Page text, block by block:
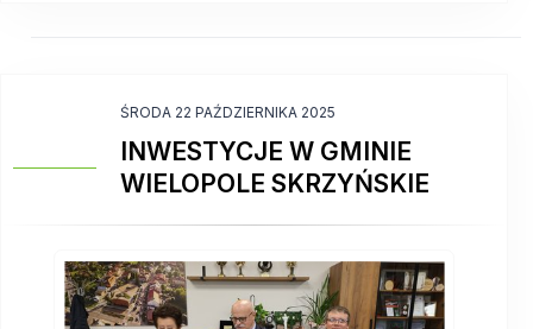
ŚRODA 22 PAŹDZIERNIKA 2025
INWESTYCJE W GMINIE
WIELOPOLE SKRZYŃSKIE